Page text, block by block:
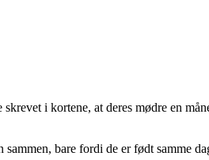
i kortene, at deres mødre en
bare fordi de er født samme